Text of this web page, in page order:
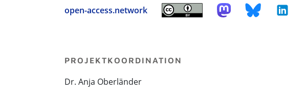
open-access.network
PROJEKTKOORDINATION
Dr. Anja Oberländer